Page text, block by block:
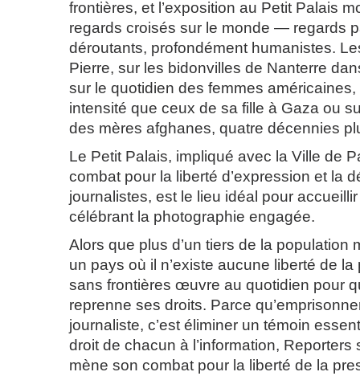
frontières, et l’exposition au Petit Palais
regards croisés sur le monde — regards
déroutants, profondément humanistes.
Pierre, sur les bidonvilles de Nanterre
sur le quotidien des femmes
intensité que ceux de sa fille à Gaza ou
des mères afghanes, quatre décennies
Le Petit Palais, impliqué avec la Ville de
combat pour la liberté d’expression et la
journalistes, est le lieu idéal pour
célébrant la photographie engagée.
Alors que plus d’un tiers de la population
un pays où il n’existe aucune liberté de
sans frontières œuvre au quotidien pour
reprenne ses droits. Parce
journaliste, c’est éliminer un témoin
droit de chacun à l’information, Reporters
mène son combat pour la liberté de la